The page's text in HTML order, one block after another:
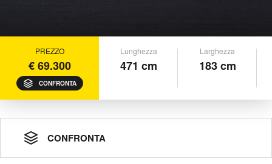
PREZZO
€ 69.300
CONFRONTA
Lunghezza
471 cm
Larghezza
183 cm
CONFRONTA